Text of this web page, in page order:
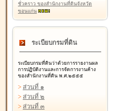
ชั่วคราว ของสำนักงานที่ดินจังหวัด
ขอนแก่น
ระเบียบกรมที่ดิน
ระเบียบกรมที่ดินว่าด้วยการรายงานผล
การปฏิบัติงานและการจัดการงานค้าง
ของสำนักงานที่ดิน พ.ศ.๒๕๕๕
> ส่วนที่ ๑
> ส่วนที่ ๒
> ส่วนที่ ๓